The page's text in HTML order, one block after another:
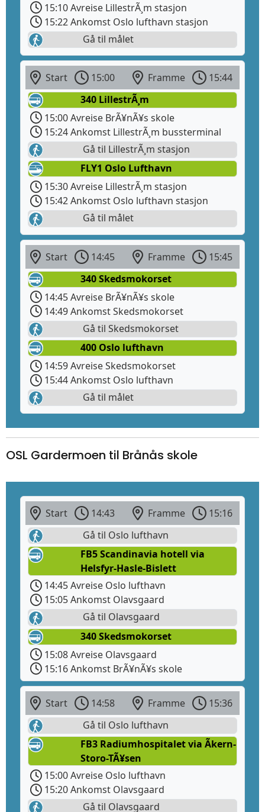
15:10 Avreise LillestrÃ¸m stasjon
15:22 Ankomst Oslo lufthavn stasjon
Gå til målet
Start 15:00 Framme
15:44
340 LillestrÃ¸m
15:00 Avreise BrÃ¥nÃ¥s skole
15:24 Ankomst LillestrÃ¸m bussterminal
Gå til LillestrÃ¸m stasjon
FLY1 Oslo Lufthavn
15:30 Avreise LillestrÃ¸m stasjon
15:42 Ankomst Oslo lufthavn stasjon
Gå til målet
Start 14:45 Framme
15:45
340 Skedsmokorset
14:45 Avreise BrÃ¥nÃ¥s skole
14:49 Ankomst Skedsmokorset
Gå til Skedsmokorset
400 Oslo lufthavn
14:59 Avreise Skedsmokorset
15:44 Ankomst Oslo lufthavn
Gå til målet
OSL Gardermoen til Brånås skole
Start 14:43 Framme
15:16
Gå til Oslo lufthavn
FB5 Scandinavia hotell via
Helsfyr-Hasle-Bislett
14:45 Avreise Oslo lufthavn
15:05 Ankomst Olavsgaard
Gå til Olavsgaard
340 Skedsmokorset
15:08 Avreise Olavsgaard
15:16 Ankomst BrÃ¥nÃ¥s skole
Start 14:58 Framme
15:36
Gå til Oslo lufthavn
FB3 Radiumhospitalet via Ãkern-
Storo-TÃ¥sen
15:00 Avreise Oslo lufthavn
15:20 Ankomst Olavsgaard
Gå til Olavsgaard